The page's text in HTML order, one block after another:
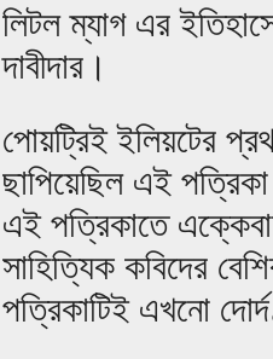
লিটল ম্যাগ এর
দাবীদার।
পোয়ট্রিই ইলিয়টের
ছাপিয়েছিল এই
এই পত্রিকাতে
সাহিত্যিক কবিদের
পত্রিকাটিই এখনো